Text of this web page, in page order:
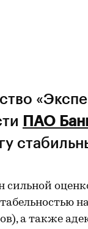
ПАО
сильной
а также